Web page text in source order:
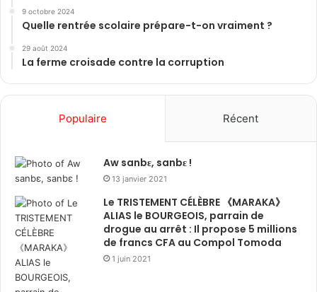
9 octobre 2024
Quelle rentrée scolaire prépare-t-on vraiment ?
29 août 2024
La ferme croisade contre la corruption
Populaire Récent
Aw sanbɛ, sanbɛ !
13 janvier 2021
Le TRISTEMENT CÉLÈBRE 《MARAKA》
ALIAS le BOURGEOIS, parrain de
drogue au arrêt : Il propose 5 millions
de francs CFA au Compol Tomoda
1 juin 2021